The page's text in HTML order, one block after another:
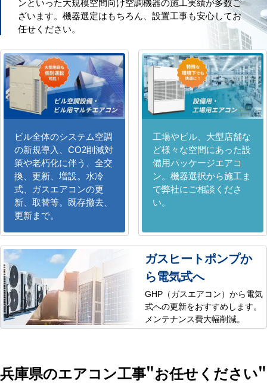
ざいます。機器選定はもちろん、設置工事も安心してお
任せください。
ビル全体のシステム空調
の新規導入、CO2削減対
策や老朽化に伴う、全交
換、更新、増設。水冷
式、ガスエアコンの更
新、取替等。既存撤去、
更新まで。
工場やビル、大型店舗な
ど様々な空間にあった設
備用パッケージエアコ
ン。機器選択から施工ま
で弊社にご相談くださ
い。
ガスヒートポンプか
ら電気式へ
GHP（ガスエアコン）から電気
式への更新をおすすめします。
メンテナンス費大幅削減。
兵庫県のエアコン工事"お任せください"